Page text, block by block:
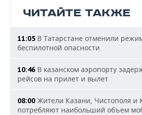
ЧИТАЙТЕ ТАКЖЕ
11:05 В Татарстане отменили
беспилотной опасности
10:46 В казанском аэропорту
рейсов на прилет и вылет
08:00 Жители Казани, Чистополя и
потребляют наибольший объем